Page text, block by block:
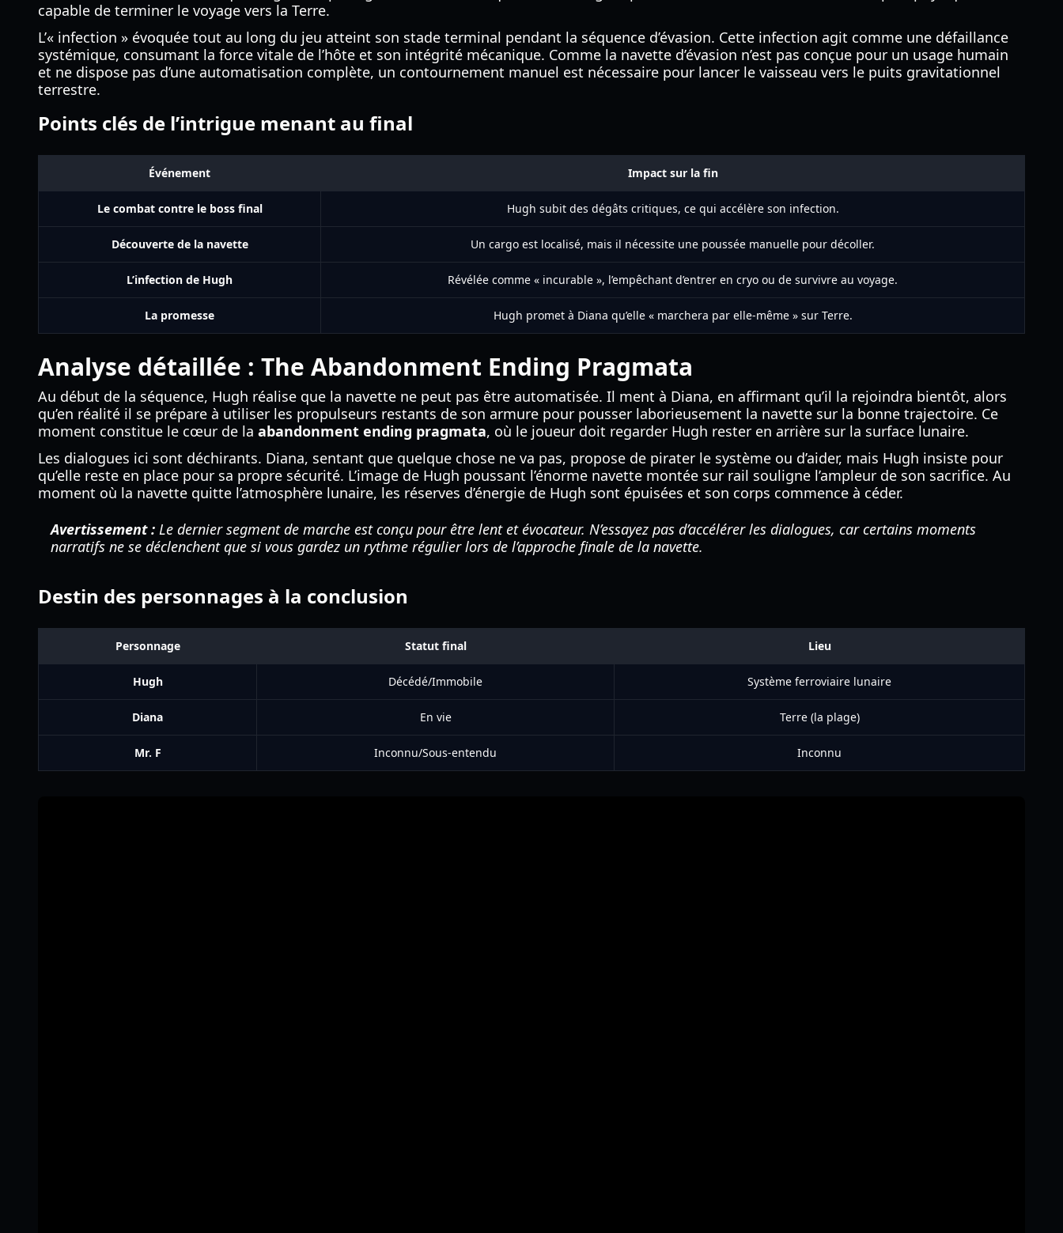
capable de terminer le voyage vers la Terre.
L’« infection » évoquée tout au long du jeu atteint son stade terminal pendant la séquence d’évasion. Cette infection agit comme une défaillance
systémique, consumant la force vitale de l’hôte et son intégrité mécanique. Comme la navette d’évasion n’est pas conçue pour un usage humain
et ne dispose pas d’une automatisation complète, un contournement manuel est nécessaire pour lancer le vaisseau vers le puits gravitationnel
terrestre.
Points clés de l’intrigue menant au final
Événement Impact sur la fin
Le combat contre le boss final Hugh subit des dégâts critiques, ce qui accélère son infection.
Découverte de la navette Un cargo est localisé, mais il nécessite une poussée manuelle pour décoller.
L’infection de Hugh Révélée comme « incurable », l’empêchant d’entrer en cryo ou de survivre au voyage.
La promesse Hugh promet à Diana qu’elle « marchera par elle-même » sur Terre.
Analyse détaillée : The Abandonment Ending Pragmata
Au début de la séquence, Hugh réalise que la navette ne peut pas être automatisée. Il ment à Diana, en affirmant qu’il la rejoindra bientôt, alors
qu’en réalité il se prépare à utiliser les propulseurs restants de son armure pour pousser laborieusement la navette sur la bonne trajectoire. Ce
moment constitue le cœur de la abandonment ending pragmata, où le joueur doit regarder Hugh rester en arrière sur la surface lunaire.
Les dialogues ici sont déchirants. Diana, sentant que quelque chose ne va pas, propose de pirater le système ou d’aider, mais Hugh insiste pour
qu’elle reste en place pour sa propre sécurité. L’image de Hugh poussant l’énorme navette montée sur rail souligne l’ampleur de son sacrifice. Au
moment où la navette quitte l’atmosphère lunaire, les réserves d’énergie de Hugh sont épuisées et son corps commence à céder.
Avertissement : Le dernier segment de marche est conçu pour être lent et évocateur. N’essayez pas d’accélérer les dialogues, car certains moments
narratifs ne se déclenchent que si vous gardez un rythme régulier lors de l’approche finale de la navette.
Destin des personnages à la conclusion
Personnage Statut final Lieu
Hugh Décédé/Immobile Système ferroviaire lunaire
Diana En vie Terre (la plage)
Mr. F Inconnu/Sous-entendu Inconnu